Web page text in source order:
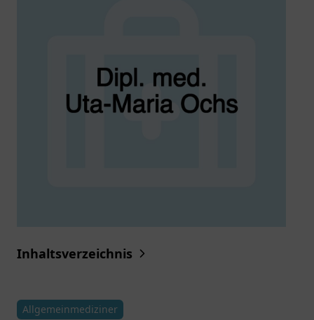
Inhaltsverzeichnis
Allgemeinmediziner